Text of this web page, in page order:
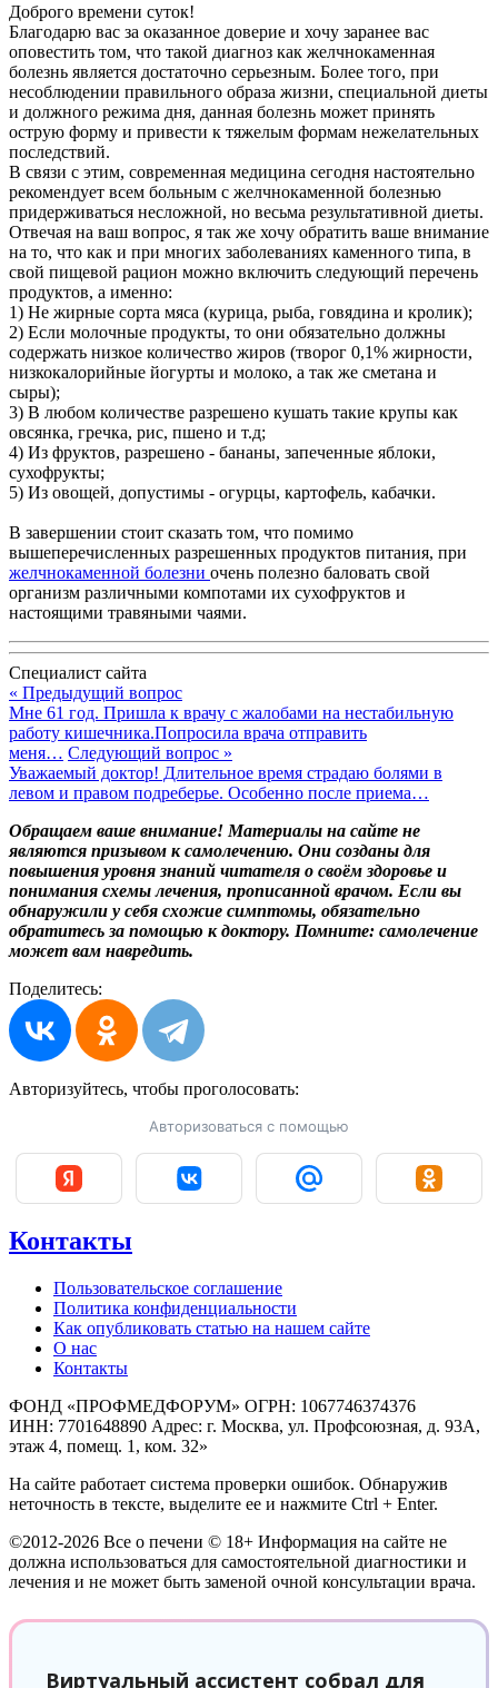
Доброго времени суток!
Благодарю вас за оказанное доверие и хочу заранее вас
оповестить том, что такой диагноз как желчнокаменная
болезнь является достаточно серьезным. Более того, при
несоблюдении правильного образа жизни, специальной диеты
и должного режима дня, данная болезнь может принять
острую форму и привести к тяжелым формам нежелательных
последствий.
В связи с этим, современная медицина сегодня настоятельно
рекомендует всем больным с желчнокаменной болезнью
придерживаться несложной, но весьма результативной диеты.
Отвечая на ваш вопрос, я так же хочу обратить ваше внимание
на то, что как и при многих заболеваниях каменного типа, в
свой пищевой рацион можно включить следующий перечень
продуктов, а именно:
1) Не жирные сорта мяса (курица, рыба, говядина и кролик);
2) Если молочные продукты, то они обязательно должны
содержать низкое количество жиров (творог 0,1% жирности,
низкокалорийные йогурты и молоко, а так же сметана и
сыры);
3) В любом количестве разрешено кушать такие крупы как
овсянка, гречка, рис, пшено и т.д;
4) Из фруктов, разрешено - бананы, запеченные яблоки,
сухофрукты;
5) Из овощей, допустимы - огурцы, картофель, кабачки.
В завершении стоит сказать том, что помимо
вышеперечисленных разрешенных продуктов питания, при
желчнокаменной болезни очень полезно баловать свой
организм различными компотами их сухофруктов и
настоящими травяными чаями.
Специалист сайта
« Предыдущий вопрос
Мне 61 год. Пришла к врачу с жалобами на нестабильную
работу кишечника.Попросила врача отправить
меня… Следующий вопрос »
Уважаемый доктор! Длительное время страдаю болями в
левом и правом подреберье. Особенно после приема…
Обращаем ваше внимание! Материалы на сайте не
являются призывом к самолечению. Они созданы для
повышения уровня знаний читателя о своём здоровье и
понимания схемы лечения, прописанной врачом. Если вы
обнаружили у себя схожие симптомы, обязательно
обратитесь за помощью к доктору. Помните: самолечение
может вам навредить.
Поделитесь:
Авторизуйтесь, чтобы проголосовать:
Авторизоваться с помощью
Контакты
Пользовательское соглашение
Политика конфиденциальности
Как опубликовать статью на нашем сайте
О нас
Контакты
ФОНД «ПРОФМЕДФОРУМ» ОГРН: 1067746374376
ИНН: 7701648890 Адрес: г. Москва, ул. Профсоюзная, д. 93А,
этаж 4, помещ. 1, ком. 32»
На сайте работает система проверки ошибок. Обнаружив
неточность в тексте, выделите ее и нажмите Ctrl + Enter.
©2012-2026 Все о печени © 18+ Информация на сайте не
должна использоваться для самостоятельной диагностики и
лечения и не может быть заменой очной консультации врача.
Виртуальный ассистент собрал для